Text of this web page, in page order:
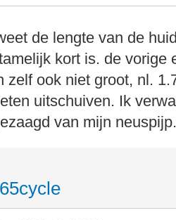
de lengte van de
kort is. de vorige
zelf ook niet groot, nl.
uitschuiven. Ik
van mijn